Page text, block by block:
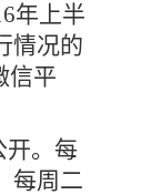
年上半
情况的
信平
。每
每周二